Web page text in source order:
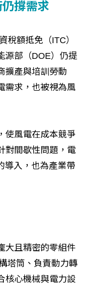
撐需求
稅額抵免（ITC）
源部（DOE）仍提
擴產與培訓勞動
需求，也被視為風
使風電在成本競爭
對間歇性問題，電
導入，也為產業帶
大且精密的零組件
塔筒、負責動力轉
核心機械與電力設